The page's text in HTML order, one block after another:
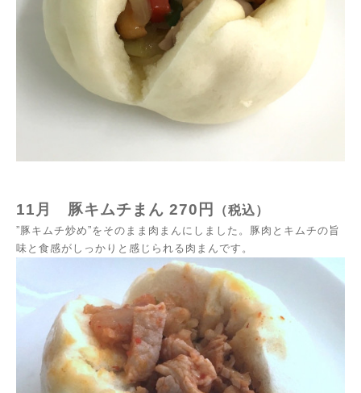
11月 豚キムチまん 270円 （税込）
”豚キムチ炒め”をそのまま肉まんにしました。豚肉とキムチの旨
味と食感がしっかりと感じられる肉まんです。